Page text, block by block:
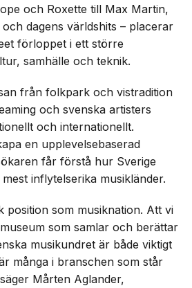
och Roxette till Max Martin,
dagens världshits – placerar
förloppet i ett större
samhälle och teknik.
från folkpark och vistradition
och svenska artisters
och internationellt.
en upplevelsebaserad
får förstå hur Sverige
inflytelserika musikländer.
position som musiknation. Att vi
som samlar och berättar
musikundret är både viktigt
många i branschen som står
Mårten Aglander,